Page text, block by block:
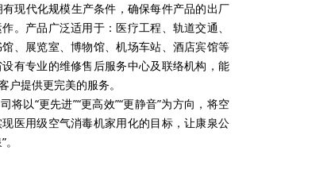
代化规模生产条件，确保每件产品的出厂
。产品广泛适用于：医疗工程、轨道交通、
、展览室、博物馆、机场车站、酒店宾馆等
有专业的维修售后服务中心及联络机构，能
客户提供更完美的服务。
以“更先进”“更高效”“更静音”为方向，将空
医用级空气消毒机家用化的目标，让康泉公